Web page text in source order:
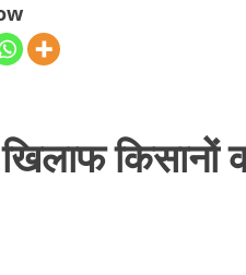
किसानों